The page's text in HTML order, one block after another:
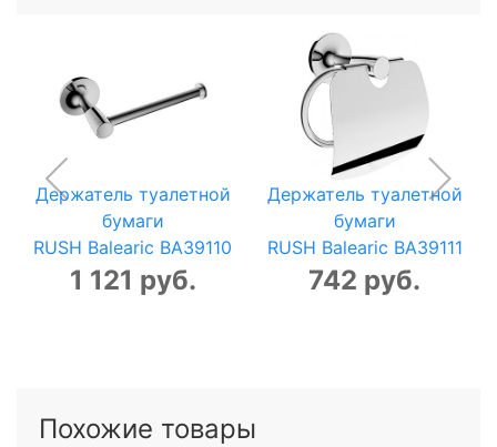
Держатель туалетной
бумаги
RUSH Balearic BA39110
1 121 руб.
Держатель туалетной
бумаги
RUSH Balearic BA39111
742 руб.
Похожие товары